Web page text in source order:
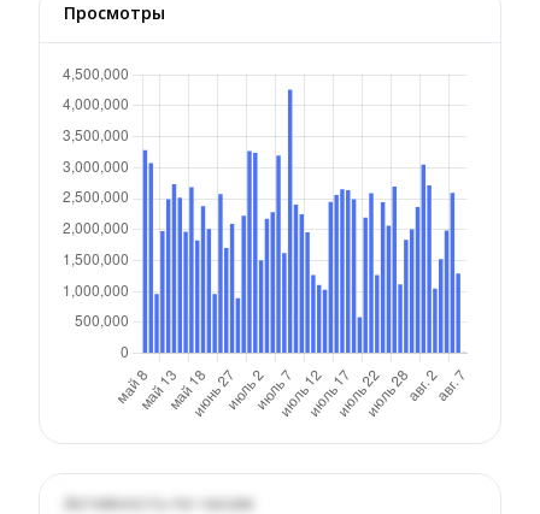
Просмотры
Активность по часам